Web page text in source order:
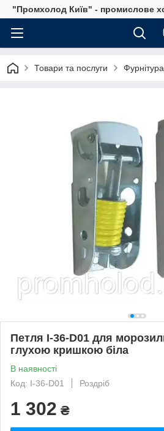
"Промхолод Київ" - промислове
Товари та послуги
Петля I-36-D01 для
глухою кришкою біла
В наявності
Код: I-36-D01
Роздріб
1 302 ₴